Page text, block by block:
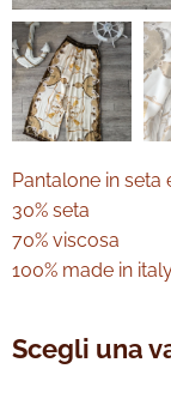
Pantalone in seta
30% seta
70% viscosa
100% made in
Scegli una